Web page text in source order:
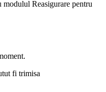
modulul Reasigurare pentru
fi trimisa